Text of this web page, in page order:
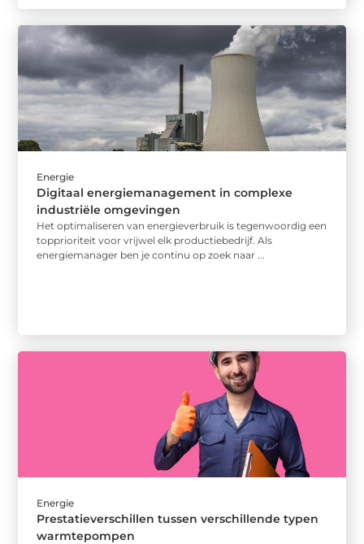
Energie
Digitaal energiemanagement in complexe
industriële omgevingen
Het optimaliseren van energieverbruik is tegenwoordig een
topprioriteit voor vrijwel elk productiebedrijf. Als
energiemanager ben je continu op zoek naar ...
Energie
Prestatieverschillen tussen verschillende typen
warmtepompen